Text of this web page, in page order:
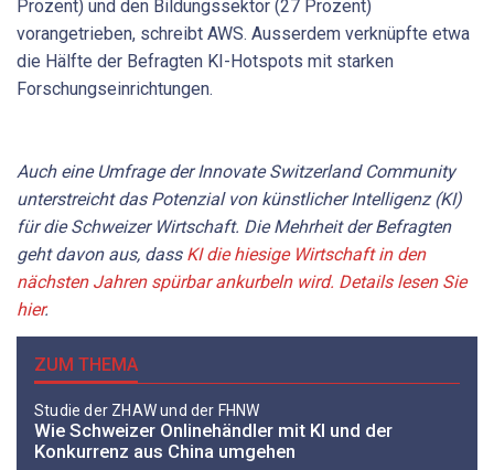
Prozent) und den Bildungssektor (27 Prozent)
vorangetrieben, schreibt AWS. Ausserdem verknüpfte etwa
die Hälfte der Befragten KI-Hotspots mit starken
Forschungseinrichtungen.
Auch eine Umfrage der Innovate Switzerland Community
unterstreicht das Potenzial von künstlicher Intelligenz (KI)
für die Schweizer Wirtschaft. Die Mehrheit der Befragten
geht davon aus, dass KI die hiesige Wirtschaft in den
nächsten Jahren spürbar ankurbeln wird. Details lesen Sie
hier.
ZUM THEMA
Studie der ZHAW und der FHNW
Wie Schweizer Onlinehändler mit KI und der
Konkurrenz aus China umgehen